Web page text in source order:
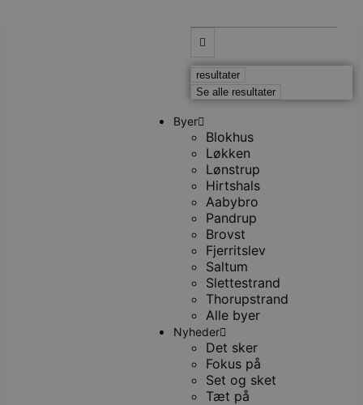
resultater
Se alle resultater
Byer
Blokhus
Løkken
Lønstrup
Hirtshals
Aabybro
Pandrup
Brovst
Fjerritslev
Saltum
Slettestrand
Thorupstrand
Alle byer
Nyheder
Det sker
Fokus på
Set og sket
Tæt på